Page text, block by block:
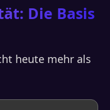
Die Basis
heute mehr als